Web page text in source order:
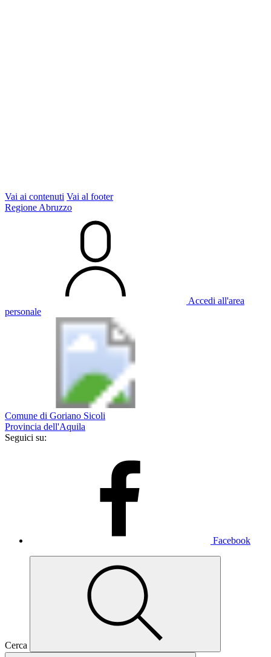
Vai ai contenuti Vai al footer
Regione Abruzzo
Accedi all'area
personale
Comune di Goriano Sicoli
Provincia dell'Aquila
Seguici su:
Facebook
Cerca